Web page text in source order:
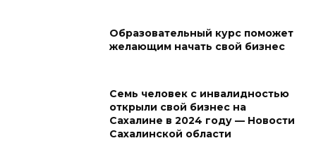
Образовательный курс поможет
желающим начать свой бизнес
Семь человек с инвалидностью
открыли свой бизнес на
Сахалине в 2024 году — Новости
Сахалинской области